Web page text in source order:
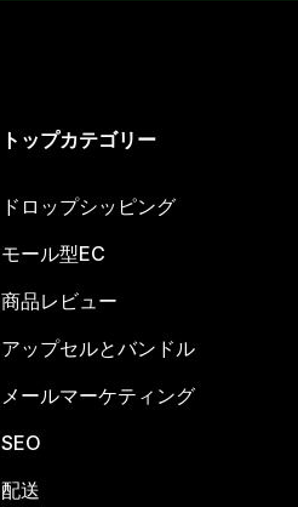
トップカテゴリー
ドロップシッピング
モール型EC
商品レビュー
アップセルとバンドル
メールマーケティング
SEO
配送